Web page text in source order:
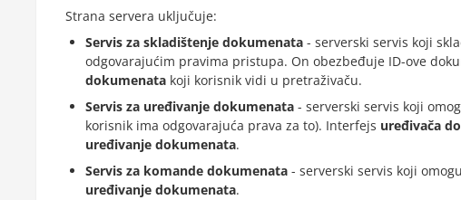
Strana servera uključuje:
Servis za skladištenje dokumenata - serverski servis koji
odgovarajućim pravima pristupa. On obezbeđuje ID-ove
dokumenata koji korisnik vidi u pretraživaču.
Servis za uređivanje dokumenata - serverski servis koji
korisnik ima odgovarajuća prava za to). Interfejs uređivača
uređivanje dokumenata.
Servis za komande dokumenata - serverski servis koji
uređivanje dokumenata.